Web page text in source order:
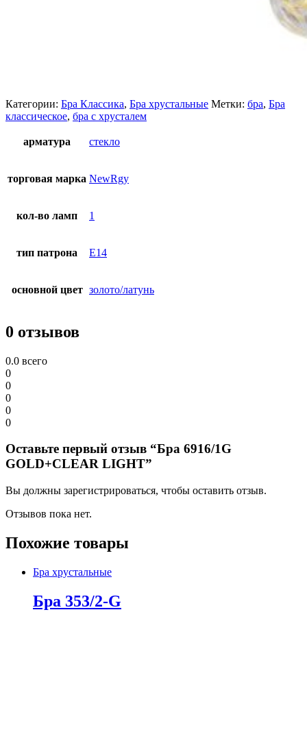
Категории: Бра Классика, Бра хрустальные Метки: бра, Бра
классическое, бра с хрусталем
арматура стекло
торговая марка NewRgy
кол-во ламп 1
тип патрона E14
основной цвет золото/латунь
0 отзывов
0.0 всего
0
0
0
0
0
Оставьте первый отзыв “Бра 6916/1G
GOLD+CLEAR LIGHT”
Вы должны зарегистрироваться, чтобы оставить отзыв.
Отзывов пока нет.
Похожие товары
Бра хрустальные
Бра 353/2-G